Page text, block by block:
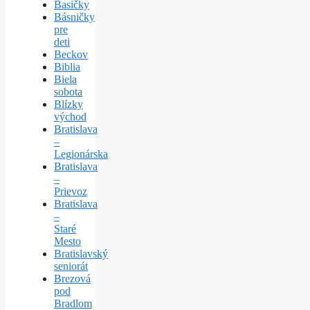
Basičky
Básničky
pre
deti
Beckov
Biblia
Biela
sobota
Blízky
východ
Bratislava
–
Legionárska
Bratislava
–
Prievoz
Bratislava
–
Staré
Mesto
Bratislavský
seniorát
Brezová
pod
Bradlom